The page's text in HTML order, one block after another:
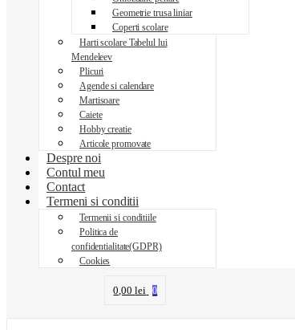
Geometrie trusa liniar
Coperti scolare
Harti scolare Tabelul lui
Mendeleev
Plicuri
Agende si calendare
Martisoare
Caiete
Hobby creatie
Articole promovate
Despre noi
Contul meu
Contact
Termeni si conditii
Termenii si conditiile
Politica de
confidentialitate(GDPR)
Cookies
0,00lei 0